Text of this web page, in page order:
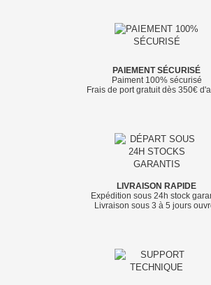
PAIEMENT SÉCURISÉ
Paiment 100% sécurisé
Frais de port gratuit dès 350€
LIVRAISON RAPIDE
Expédition sous 24h stock
Livraison sous 3 à 5 jours